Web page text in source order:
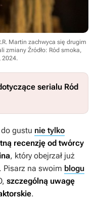
Martin zachwyca się drugim
zmiany Źródło: Ród smoka,
2024.
serialu Ród
do gustu nie tylko
recenzję od twórcy
, który obejrzał już
Pisarz na swoim blogu
szczególną uwagę
.